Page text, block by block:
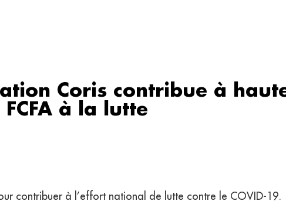
Coris contribue à
à la lutte
contribuer à l’effort national de lutte contre le COVID-19.